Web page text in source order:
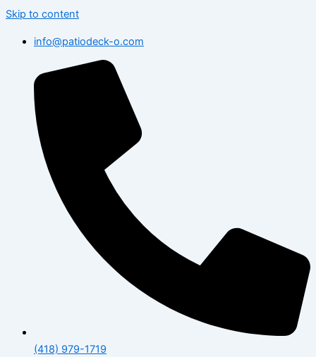
Skip to content
info@patiodeck-o.com
(418) 979-1719